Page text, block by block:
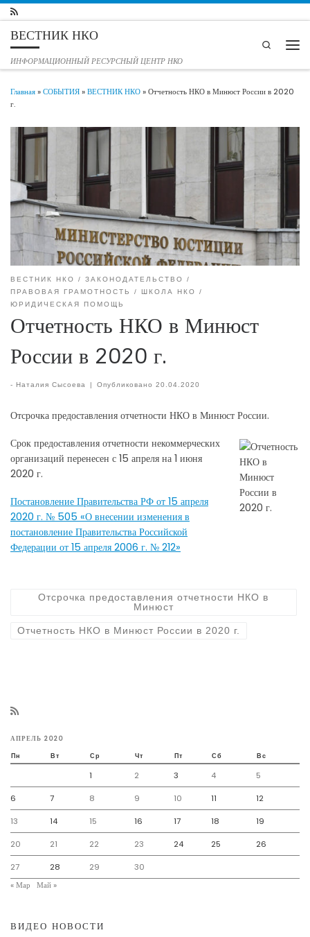
Перейти к содержимому
ВЕСТНИК НКО
ИНФОРМАЦИОННЫЙ РЕСУРСНЫЙ ЦЕНТР НКО
Search
Главная»СОБЫТИЯ»ВЕСТНИК НКО»Отчетность НКО в Минюст России в 2020
г.
ВЕСТНИК НКО
ЗАКОНОДАТЕЛЬСТВО
ПРАВОВАЯ ГРАМОТНОСТЬ
ШКОЛА НКО
ЮРИДИЧЕСКАЯ ПОМОЩЬ
Отчетность НКО в Минюст
России в 2020 г.
- Наталия Сысоева | Опубликовано20.04.2020
Отсрочка предоставления отчетности НКО в Минюст России.
Срок предоставления отчетности некоммерческих
организаций перенесен с 15 апреля на 1 июня
2020 г.
Постановление Правительства РФ от 15 апреля
2020 г. № 505 «О внесении изменения в
постановление Правительства Российской
Федерации от 15 апреля 2006 г. № 212»
Отсрочка предоставления отчетности НКО в
Минюст
Отчетность НКО в Минюст России в 2020 г.
АПРЕЛЬ 2020
Пн Вт Ср Чт Пт Сб Вс
1 2 3 4 5
6 7 8 9 10 11 12
13 14 15 16 17 18 19
20 21 22 23 24 25 26
27 28 29
30
« Мар
Май »
ВИДЕО НОВОСТИ